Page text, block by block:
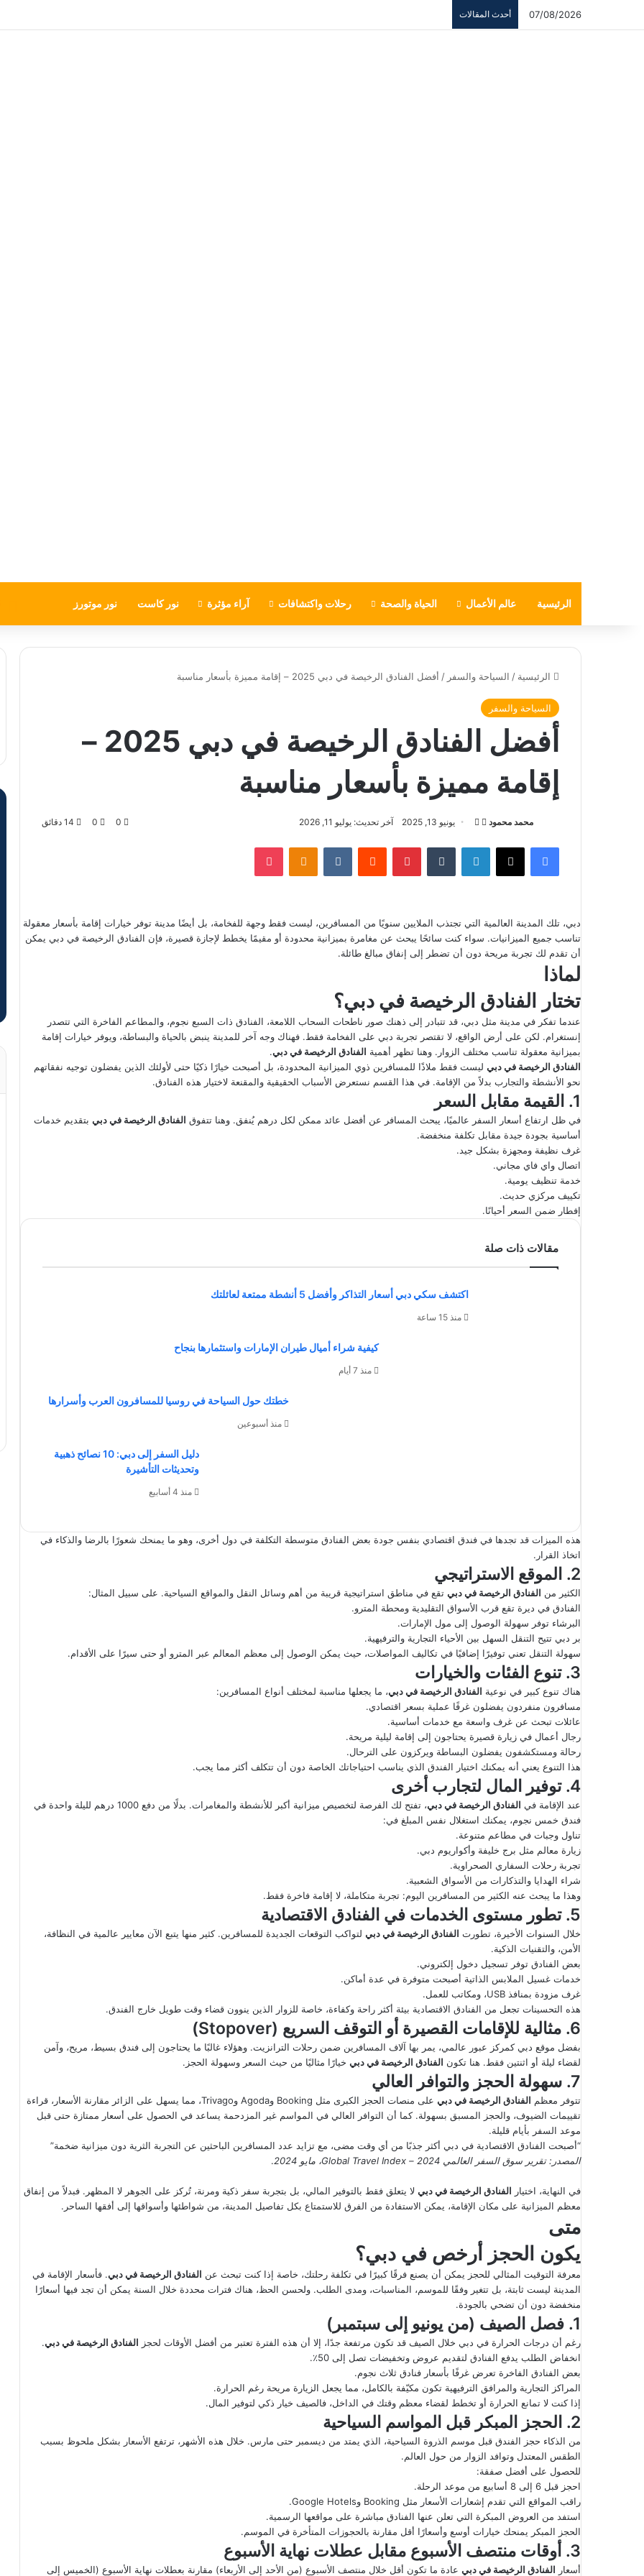
07/08/2026 أحدث المقالات
الرئيسية عالم الأعمال الحياة والصحة رحلات واكتشافات آراء مؤثرة نور كاست نور موتورز
الرئيسية / السياحة والسفر / أفضل الفنادق الرخيصة في دبي 2025 – إقامة مميزة بأسعار مناسبة
السياحة والسفر
أفضل الفنادق الرخيصة في دبي 2025 –
إقامة مميزة بأسعار مناسبة
محمد محمود
ت
ب
ع
ى
X
س
ل
ي
د
ا
ل
ت
ر
ن
يونيو 13, 2025 آخر تحديث: يوليو 11, 2026 0
0
فيسبوك لينكدإن بينتيريست
دبي، تلك المدينة العالمية التي تجتذب الملايين سنويًا من المسافرين، ليست فقط وجهة للفخامة، بل أيضًا مدينة توفر خيارات إقامة بأسعار معقولة
تناسب جميع الميزانيات. سواء كنت سائحًا يبحث عن مغامرة بميزانية محدودة أو مقيمًا يخطط لإجازة قصيرة، فإن الفنادق الرخيصة في دبي يمكن
أن تقدم لك تجربة مريحة دون أن تضطر إلى إنفاق مبالغ طائلة.
لماذا
تختار
الفنادق الرخيصة في دبي؟
عندما تفكر في مدينة مثل دبي، قد تتبادر إلى ذهنك صور ناطحات السحاب اللامعة، الفنادق ذات السبع نجوم، والمطاعم الفاخرة التي تتصدر
إنستغرام. لكن على أرض الواقع، لا تقتصر تجربة دبي على الفخامة فقط. فهناك وجه آخر للمدينة ينبض بالحياة والبساطة، ويوفر خيارات إقامة
بميزانية معقولة تناسب مختلف الزوار. وهنا تظهر أهمية الفنادق الرخيصة في دبي.
الفنادق الرخيصة في دبي ليست فقط ملاذًا للمسافرين ذوي الميزانية المحدودة، بل أصبحت خيارًا ذكيًا حتى لأولئك الذين يفضلون توجيه نفقاتهم
نحو الأنشطة والتجارب بدلاً من الإقامة. في هذا القسم نستعرض الأسباب الحقيقية والمقنعة لاختيار هذه الفنادق.
1. القيمة مقابل السعر
في ظل ارتفاع أسعار السفر عالميًا، يبحث المسافر عن أفضل عائد ممكن لكل درهم يُنفق. وهنا تتفوق الفنادق الرخيصة في دبي بتقديم خدمات
أساسية بجودة جيدة مقابل تكلفة منخفضة.
غرف نظيفة ومجهزة بشكل جيد.
اتصال واي فاي مجاني.
خدمة تنظيف يومية.
تكييف مركزي حديث.
إفطار ضمن السعر أحيانًا.
مقالات ذات صلة
اكتشف سكي دبي أسعار التذاكر وأفضل 5 أنشطة ممتعة لعائلتك
منذ 15 ساعة
كيفية شراء أميال طيران الإمارات واستثمارها بنجاح
منذ 7 أيام
خطتك حول السياحة في روسيا للمسافرون العرب وأسرارها
منذ أسبوعين
دليل السفر إلى دبي: 10 نصائح ذهبية
وتحديثات التأشيرة
منذ 4 أسابيع
هذه الميزات قد تجدها في فندق اقتصادي بنفس جودة بعض الفنادق متوسطة التكلفة في دول أخرى، وهو ما يمنحك شعورًا بالرضا والذكاء في
اتخاذ القرار.
2. الموقع الاستراتيجي
الكثير من الفنادق الرخيصة في دبي تقع في مناطق استراتيجية قريبة من أهم وسائل النقل والمواقع السياحية. على سبيل المثال:
الفنادق في ديرة تقع قرب الأسواق التقليدية ومحطة المترو.
البرشاء توفر سهولة الوصول إلى مول الإمارات.
بر دبي تتيح التنقل السهل بين الأحياء التجارية والترفيهية.
سهولة التنقل تعني توفيرًا إضافيًا في تكاليف المواصلات، حيث يمكن الوصول إلى معظم المعالم عبر المترو أو حتى سيرًا على الأقدام.
3. تنوع الفئات والخيارات
هناك تنوع كبير في نوعية الفنادق الرخيصة في دبي، ما يجعلها مناسبة لمختلف أنواع المسافرين:
مسافرون منفردون يفضلون غرفًا عملية بسعر اقتصادي.
عائلات تبحث عن غرف واسعة مع خدمات أساسية.
رجال أعمال في زيارة قصيرة يحتاجون إلى إقامة ليلية مريحة.
رحالة ومستكشفون يفضلون البساطة ويركزون على الترحال.
هذا التنوع يعني أنه يمكنك اختيار الفندق الذي يناسب احتياجاتك الخاصة دون أن تتكلف أكثر مما يجب.
4. توفير المال لتجارب أخرى
عند الإقامة في الفنادق الرخيصة في دبي
، تفتح لك الفرصة لتخصيص ميزانية أكبر للأنشطة والمغامرات. بدلًا من دفع 1000 درهم لليلة واحدة في
فندق خمس نجوم، يمكنك استغلال نفس المبلغ في:
تناول وجبات في مطاعم متنوعة.
زيارة معالم مثل برج خليفة وأكواريوم دبي.
تجربة رحلات السفاري الصحراوية.
شراء الهدايا والتذكارات من الأسواق الشعبية.
وهذا ما يبحث عنه الكثير من المسافرين اليوم: تجربة متكاملة، لا إقامة فاخرة فقط.
5. تطور مستوى الخدمات في الفنادق الاقتصادية
خلال السنوات الأخيرة، تطورت الفنادق الرخيصة في دبي لتواكب التوقعات الجديدة للمسافرين. كثير منها يتبع الآن معايير عالمية في النظافة،
الأمن، والتقنيات الذكية.
بعض الفنادق توفر تسجيل دخول إلكتروني.
خدمات غسيل الملابس الذاتية أصبحت متوفرة في عدة أماكن.
غرف مزودة بمنافذ USB، ومكاتب للعمل.
هذه التحسينات تجعل من الفنادق الاقتصادية بيئة أكثر راحة وكفاءة، خاصة للزوار الذين ينوون قضاء وقت طويل خارج الفندق.
6. مثالية للإقامات القصيرة أو التوقف السريع (Stopover)
بفضل موقع دبي كمركز عبور عالمي، يمر بها آلاف المسافرين ضمن رحلات الترانزيت. وهؤلاء غالبًا ما يحتاجون إلى فندق بسيط، مريح، وآمن
لقضاء ليلة أو اثنتين فقط. هنا تكون الفنادق الرخيصة في دبي خيارًا مثاليًا من حيث السعر وسهولة الحجز.
7. سهولة الحجز والتوافر العالي
تتوفر معظم الفنادق الرخيصة في دبي
على منصات الحجز الكبرى مثل Booking وAgoda وTrivago، مما يسهل على الزائر مقارنة الأسعار، قراءة
تقييمات الضيوف، والحجز المسبق بسهولة. كما أن التوافر العالي في المواسم غير المزدحمة يساعد في الحصول على أسعار ممتازة حتى قبل
موعد السفر بأيام قليلة.
“أصبحت الفنادق الاقتصادية في دبي أكثر جذبًا من أي وقت مضى، مع تزايد عدد المسافرين الباحثين عن التجربة الثرية دون ميزانية ضخمة”
المصدر : تقرير سوق السفر العالمي 2024 – Global Travel Index، مايو 2024 .
في النهاية، اختيار الفنادق الرخيصة في دبي لا يتعلق فقط بالتوفير المالي، بل بتجربة سفر ذكية ومرنة، تُركز على الجوهر لا المظهر. فبدلاً من إنفاق
معظم الميزانية على مكان الإقامة، يمكن الاستفادة من الفرق للاستمتاع بكل تفاصيل المدينة، من شواطئها وأسواقها إلى أفقها الساحر.
متى
يكون الحجز أرخص في دبي؟
معرفة التوقيت المثالي للحجز يمكن أن يصنع فرقًا كبيرًا في تكلفة رحلتك، خاصة إذا كنت تبحث عن الفنادق الرخيصة في دبي. فأسعار الإقامة في
المدينة ليست ثابتة، بل تتغير وفقًا للموسم، المناسبات، ومدى الطلب. ولحسن الحظ، هناك فترات محددة خلال السنة يمكن أن تجد فيها أسعارًا
منخفضة دون أن تضحي بالجودة.
1. فصل الصيف (من يونيو إلى سبتمبر)
رغم أن درجات الحرارة في دبي خلال الصيف قد تكون مرتفعة جدًا، إلا أن هذه الفترة تعتبر من أفضل الأوقات لحجز الفنادق الرخيصة في دبي.
انخفاض الطلب يدفع الفنادق لتقديم عروض وتخفيضات تصل إلى 50٪.
بعض الفنادق الفاخرة تعرض غرفًا بأسعار فنادق ثلاث نجوم.
المراكز التجارية والمرافق الترفيهية تكون مكيّفة بالكامل، مما يجعل الزيارة مريحة رغم الحرارة.
إذا كنت لا تمانع الحرارة أو تخطط لقضاء معظم وقتك في الداخل، فالصيف خيار ذكي لتوفير المال.
2. الحجز المبكر قبل المواسم السياحية
من الذكاء حجز الفندق قبل موسم الذروة السياحية، الذي يمتد من ديسمبر حتى مارس. خلال هذه الأشهر، ترتفع الأسعار بشكل ملحوظ بسبب
الطقس المعتدل وتوافد الزوار من حول العالم.
للحصول على أفضل صفقة:
احجز قبل 6 إلى 8 أسابيع من موعد الرحلة.
راقب المواقع التي تقدم إشعارات الأسعار مثل Booking وGoogle Hotels.
استفد من العروض المبكرة التي تعلن عنها الفنادق مباشرة على مواقعها الرسمية.
الحجز المبكر يمنحك خيارات أوسع وأسعارًا أقل مقارنة بالحجوزات المتأخرة في الموسم.
3. أوقات منتصف الأسبوع مقابل عطلات نهاية الأسبوع
أسعار الفنادق الرخيصة في دبي عادة ما تكون أقل خلال منتصف الأسبوع (من الأحد إلى الأربعاء) مقارنة بعطلات نهاية الأسبوع (الخميس إلى